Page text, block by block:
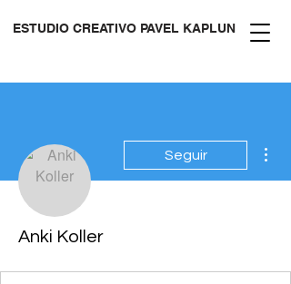
ESTUDIO CREATIVO PAVEL KAPLUN
Seguir
Anki Koller